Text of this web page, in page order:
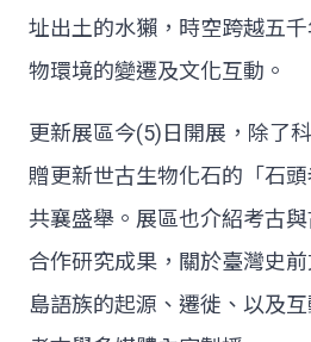
址出土的水獺，時空跨越五
物環境的變遷及文化互動。
更新展區今(5)日開展，除了
贈更新世古生物化石的「石
共襄盛舉。展區也介紹考古
合作研究成果，關於臺灣史
島語族的起源、遷徙、以及